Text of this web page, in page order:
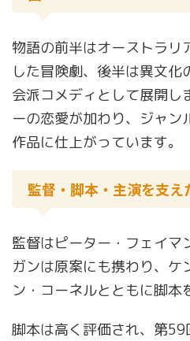
物語の前半はオーストラリ
した冒険劇、後半は異文
会派コメディとして展開し
ーの恋愛が加わり、ジャン
作品に仕上がっています。
監督・脚本・主演を支え
監督はピーター・フェイマ
ガンは原案にも携わり、ケ
ン・コーネルとともに脚本
脚本は高く評価され、第